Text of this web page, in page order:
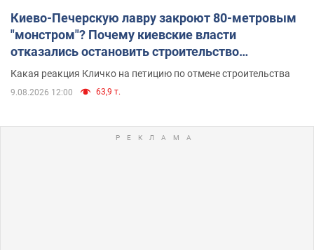
Киево-Печерскую лавру закроют 80-метровым
"монстром"? Почему киевские власти
отказались остановить строительство
небоскреба "московского верующего"
Какая реакция Кличко на петицию по отмене строительства
9.08.2026 12:00 63,9 т.